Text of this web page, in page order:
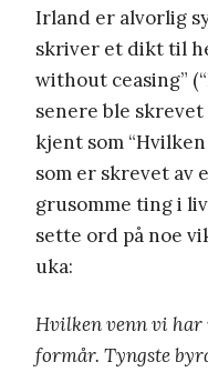
Irland er alvorlig
skriver et dikt til
without ceasing”
senere ble
kjent som
som er skrevet av
grusomme ting i
sette ord på noe
uka:
Hvilken venn vi har
formår. Tyngste